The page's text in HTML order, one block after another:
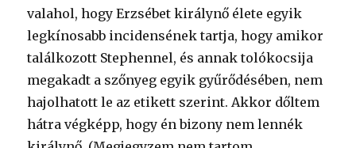
valahol, hogy Erzsébet királynő élete egyik
legkínosabb incidensének tartja, hogy amikor
találkozott Stephennel, és annak tolókocsija
megakadt a szőnyeg egyik gyűrődésében, nem
hajolhatott le az etikett szerint. Akkor dőltem
hátra végképp, hogy én bizony nem lennék